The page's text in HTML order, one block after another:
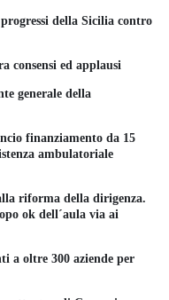
della Sicilia contro
consensi ed applausi
generale della
finanziamento da 15
ambulatoriale
riforma della dirigenza.
ok dell´aula via ai
a oltre 300 aziende per